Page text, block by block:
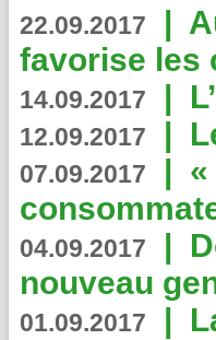
22.09.2017 |
favorise les
14.09.2017 |
12.09.2017 |
07.09.2017 |
04.09.2017 |
nouveau
01.09.2017 |